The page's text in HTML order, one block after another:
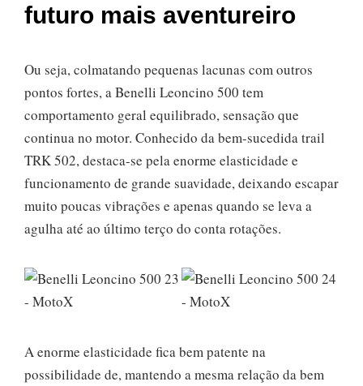
futuro mais aventureiro
Ou seja, colmatando pequenas lacunas com outros
pontos fortes, a Benelli Leoncino 500 tem
comportamento geral equilibrado, sensação que
continua no motor. Conhecido da bem-sucedida trail
TRK 502, destaca-se pela enorme elasticidade e
funcionamento de grande suavidade, deixando escapar
muito poucas vibrações e apenas quando se leva a
agulha até ao último terço do conta rotações.
A enorme elasticidade fica bem patente na
possibilidade de, mantendo a mesma relação da bem